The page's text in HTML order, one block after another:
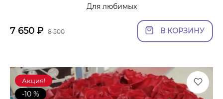
Для любимых
7 650 ₽ 8 500 В КОРЗИНУ
Акция!
-10 %